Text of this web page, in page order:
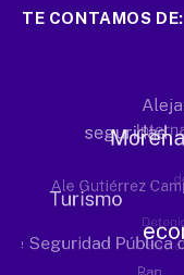
TE CONTAMOS DE: